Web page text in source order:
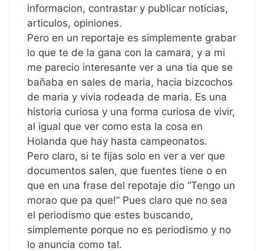
informacion, contrastar y publicar noticias,
articulos, opiniones.
Pero en un reportaje es simplemente grabar
lo que te de la gana con la camara, y a mi
me parecio interesante ver a una tia que se
bañaba en sales de maria, hacia bizcochos
de maria y vivia rodeada de maria. Es una
historia curiosa y una forma curiosa de vivir,
al igual que ver como esta la cosa en
Holanda que hay hasta campeonatos.
Pero claro, si te fijas solo en ver a ver que
documentos salen, que fuentes tiene o en
que en una frase del repotaje dio “Tengo un
morao que pa que!” Pues claro que no sea
el periodismo que estes buscando,
simplemente porque no es periodismo y no
lo anuncia como tal.